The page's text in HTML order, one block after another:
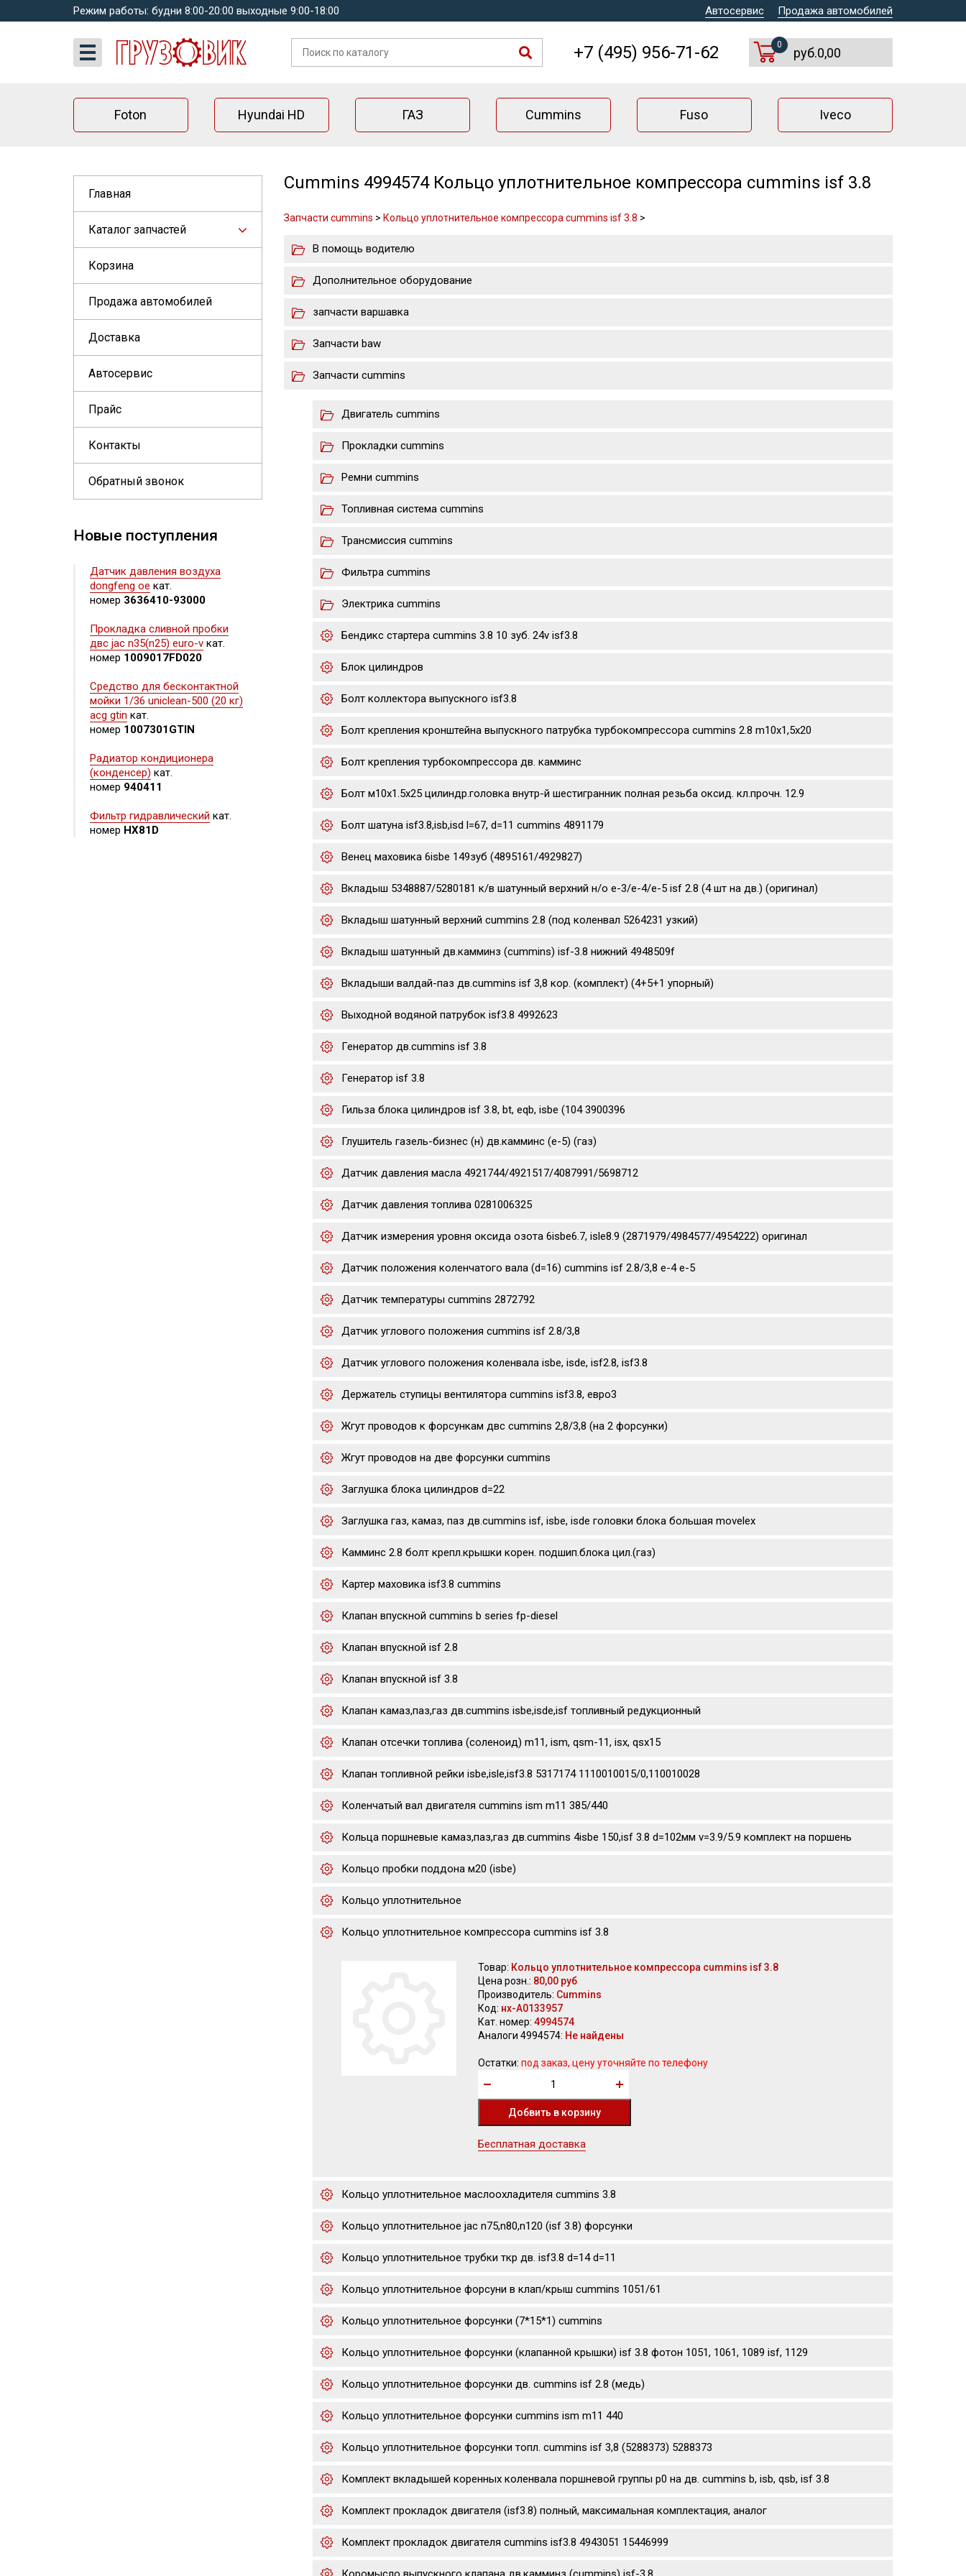
Режим работы: будни 8:00-20:00 выходные 9:00-18:00 Автосервис Продажа автомобилей
+7 (495) 956-71-62 0
руб.0,00
Foton Hyundai HD ГАЗ Cummins Fuso Iveco
Главная
Каталог запчастей
Корзина
Продажа автомобилей
Доставка
Автосервис
Прайс
Контакты
Обратный звонок
Новые поступления
Датчик давления воздуха
dongfeng oe кат.
номер 3636410-93000
Прокладка сливной пробки
двс jac n35(n25) euro-v кат.
номер 1009017FD020
Средство для бесконтактной
мойки 1/36 uniclean-500 (20 кг)
acg gtin кат.
номер 1007301GTIN
Радиатор кондиционера
(конденсер) кат.
номер 940411
Фильтр гидравлический кат.
номер HX81D
Cummins 4994574 Кольцо уплотнительное компрессора cummins isf 3.8
Запчасти cummins > Кольцо уплотнительное компрессора cummins isf 3.8 >
В помощь водителю
Дополнительное оборудование
запчасти варшавка
Запчасти baw
Запчасти cummins
Двигатель cummins
Прокладки cummins
Ремни cummins
Топливная система cummins
Трансмиссия cummins
Фильтра cummins
Электрика cummins
Бендикс стартера cummins 3.8 10 зуб. 24v isf3.8
Блок цилиндров
Болт коллектора выпускного isf3.8
Болт крепления кронштейна выпускного патрубка турбокомпрессора cummins 2.8 m10х1,5х20
Болт крепления турбокомпрессора дв. камминс
Болт м10х1.5х25 цилиндр.головка внутр-й шестигранник полная резьба оксид. кл.прочн. 12.9
Болт шатуна isf3.8,isb,isd l=67, d=11 cummins 4891179
Венец маховика 6isbe 149зуб (4895161/4929827)
Вкладыш 5348887/5280181 к/в шатунный верхний н/о е-3/е-4/е-5 isf 2.8 (4 шт на дв.) (оригинал)
Вкладыш шатунный верхний cummins 2.8 (под коленвал 5264231 узкий)
Вкладыш шатунный дв.камминз (cummins) isf-3.8 нижний 4948509f
Вкладыши валдай-паз дв.cummins isf 3,8 кор. (комплект) (4+5+1 упорный)
Выходной водяной патрубок isf3.8 4992623
Генератор дв.cummins isf 3.8
Генератор isf 3.8
Гильза блока цилиндров isf 3.8, bt, eqb, isbe (104 3900396
Глушитель газель-бизнес (н) дв.камминс (е-5) (газ)
Датчик давления масла 4921744/4921517/4087991/5698712
Датчик давления топлива 0281006325
Датчик измерения уровня оксида озота 6isbe6.7, isle8.9 (2871979/4984577/4954222) оригинал
Датчик положения коленчатого вала (d=16) cummins isf 2.8/3,8 е-4 е-5
Датчик температуры cummins 2872792
Датчик углового положения cummins isf 2.8/3,8
Датчик углового положения коленвала isbe, isde, isf2.8, isf3.8
Держатель ступицы вентилятора cummins isf3.8, евро3
Жгут проводов к форсункам двс cummins 2,8/3,8 (на 2 форсунки)
Жгут проводов на две форсунки cummins
Заглушка блока цилиндров d=22
Заглушка газ, камаз, паз дв.cummins isf, isbe, isde головки блока большая movelex
Камминс 2.8 болт крепл.крышки корен. подшип.блока цил.(газ)
Картер маховика isf3.8 cummins
Клапан впускной cummins b series fp-diesel
Клапан впускной isf 2.8
Клапан впускной isf 3.8
Клапан камаз,паз,газ дв.cummins isbe,isde,isf топливный редукционный
Клапан отсечки топлива (соленоид) m11, ism, qsm-11, isx, qsx15
Клапан топливной рейки isbe,isle,isf3.8 5317174 1110010015/0,110010028
Коленчатый вал двигателя cummins ism m11 385/440
Кольца поршневые камаз,паз,газ дв.cummins 4isbe 150,isf 3.8 d=102мм v=3.9/5.9 комплект на поршень
Кольцо пробки поддона м20 (isbe)
Кольцо уплотнительное
Кольцо уплотнительное компрессора cummins isf 3.8
Товар: Кольцо уплотнительное компрессора cummins isf 3.8
Цена розн.: 80,00 руб
Производитель: Cummins
Код: нх-А0133957
Кат. номер: 4994574
Аналоги 4994574: Не найдены
Остатки: под заказ, цену уточняйте по телефону
Бесплатная доставка
Кольцо уплотнительное маслоохладителя cummins 3.8
Кольцо уплотнительное jac n75,n80,n120 (isf 3.8) форсунки
Кольцо уплотнительное трубки ткр дв. isf3.8 d=14 d=11
Кольцо уплотнительное форсуни в клап/крыш cummins 1051/61
Кольцо уплотнительное форсунки (7*15*1) cummins
Кольцо уплотнительное форсунки (клапанной крышки) isf 3.8 фотон 1051, 1061, 1089 isf, 1129
Кольцо уплотнительное форсунки дв. cummins isf 2.8 (медь)
Кольцо уплотнительное форсунки cummins ism m11 440
Кольцо уплотнительное форсунки топл. cummins isf 3,8 (5288373) 5288373
Комплект вкладышей коренных коленвала поршневой группы р0 на дв. cummins b, isb, qsb, isf 3.8
Комплект прокладок двигателя (isf3.8) полный, максимальная комплектация, аналог
Комплект прокладок двигателя cummins isf3.8 4943051 15446999